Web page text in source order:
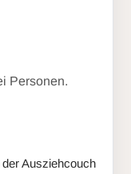
Personen.
Ausziehcouch